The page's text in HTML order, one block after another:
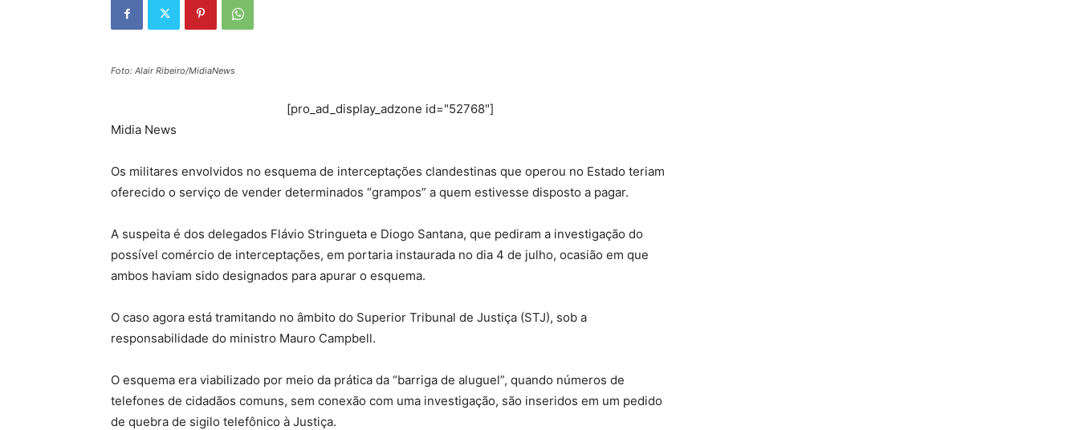
Foto: Alair Ribeiro/MidiaNews
[pro_ad_display_adzone id="52768"]
Midia News
Os militares envolvidos no esquema de interceptações clandestinas que operou no Estado teriam
oferecido o serviço de vender determinados “grampos” a quem estivesse disposto a pagar.
A suspeita é dos delegados Flávio Stringueta e Diogo Santana, que pediram a investigação do
possível comércio de interceptações, em portaria instaurada no dia 4 de julho, ocasião em que
ambos haviam sido designados para apurar o esquema.
O caso agora está tramitando no âmbito do Superior Tribunal de Justiça (STJ), sob a
responsabilidade do ministro Mauro Campbell.
O esquema era viabilizado por meio da prática da “barriga de aluguel”, quando números de
telefones de cidadãos comuns, sem conexão com uma investigação, são inseridos em um pedido
de quebra de sigilo telefônico à Justiça.